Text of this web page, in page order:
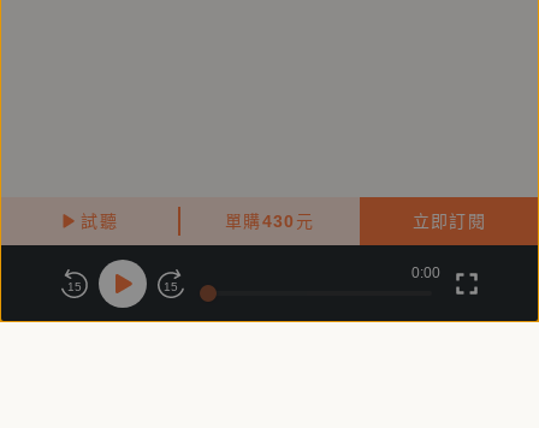
試聽 單購430 元 立即訂閱
關於鏡好聽
商務合作 付費條款 會員條款
15 15
0:00